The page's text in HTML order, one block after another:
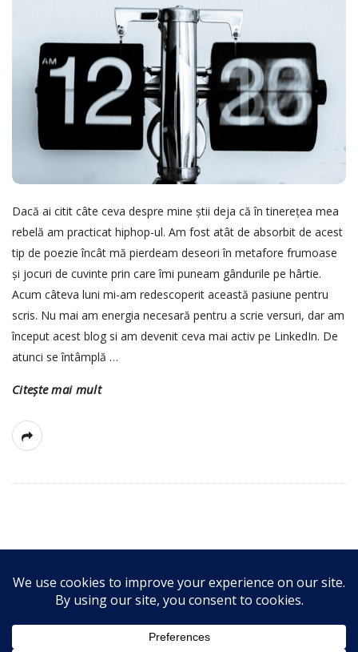
Dacă ai citit câte ceva despre mine știi deja că în tinerețea mea
rebelă am practicat hiphop-ul. Am fost atât de absorbit de acest
tip de poezie încât mă pierdeam deseori în metafore frumoase
și jocuri de cuvinte prin care îmi puneam gândurile pe hârtie.
Acum câteva luni mi-am redescoperit această pasiune pentru
scris. Nu mai am energia necesară pentru a scrie versuri, dar am
început acest blog si am devenit ceva mai activ pe LinkedIn. De
atunci se întâmplă …
Citește mai mult